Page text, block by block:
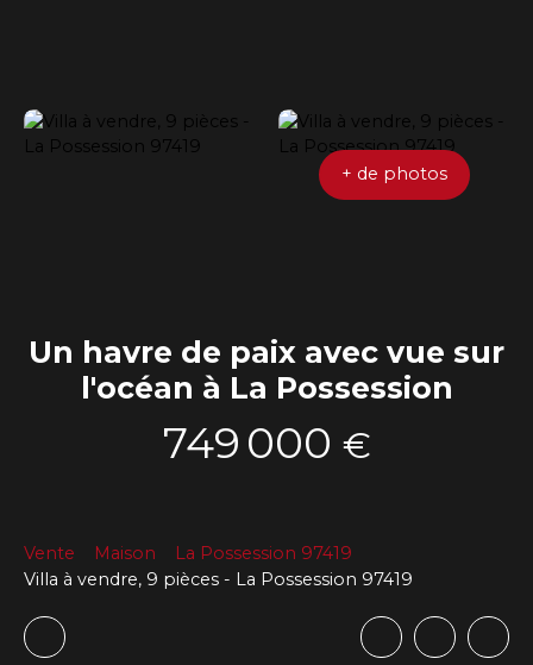
+ de photos
Un havre de paix avec vue sur
l'océan à La Possession
749 000 €
Vente Maison
La Possession 97419
Villa à vendre, 9 pièces - La Possession 97419